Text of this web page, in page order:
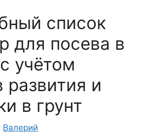
список
для посева в
учётом
развития и
в грунт
Валерий